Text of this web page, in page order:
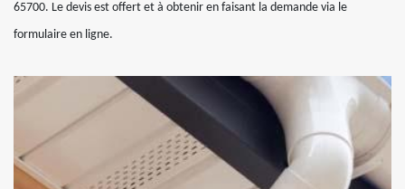
65700. Le devis est offert et à obtenir en faisant la demande via le
formulaire en ligne.